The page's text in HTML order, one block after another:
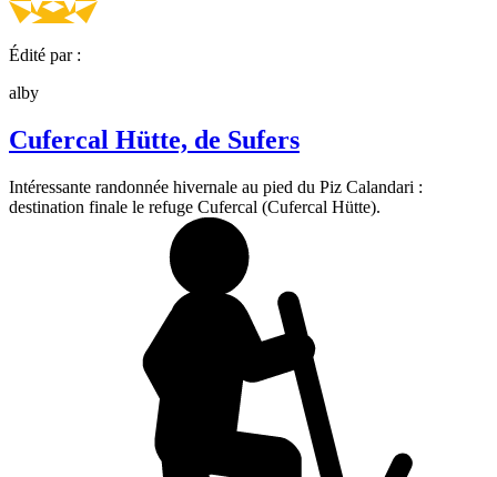
Édité par :
alby
Cufercal Hütte, de Sufers
Intéressante randonnée hivernale au pied du Piz Calandari :
destination finale le refuge Cufercal (Cufercal Hütte).